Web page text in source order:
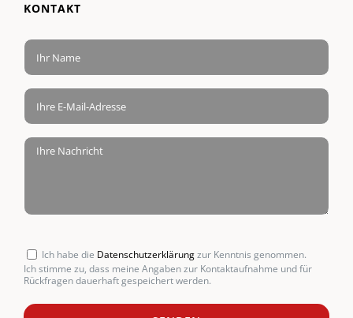
KONTAKT
Ich habe die Datenschutzerklärungzur Kenntnis genommen.
Ich stimme zu, dass meine Angaben zur Kontaktaufnahme und für
Rückfragen dauerhaft gespeichert werden.